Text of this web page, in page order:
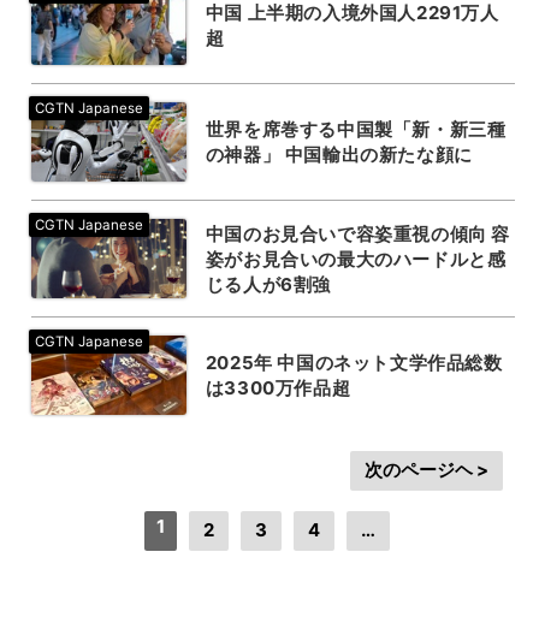
中国 上半期の入境外国人2291万人
超
世界を席巻する中国製「新・新三種
の神器」 中国輸出の新たな顔に
中国のお見合いで容姿重視の傾向 容
姿がお見合いの最大のハードルと感
じる人が6割強
2025年 中国のネット文学作品総数
は3300万作品超
1 2 3 4 …
次のページヘ >